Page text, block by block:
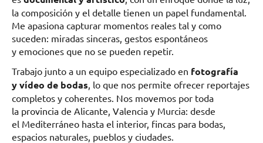
la composición y el detalle tienen un papel fundamental.
Me apasiona capturar momentos reales tal y como
suceden: miradas sinceras, gestos espontáneos
y emociones que no se pueden repetir.
Trabajo junto a un equipo especializado en fotografía
y vídeo de bodas , lo que nos permite ofrecer reportajes
completos y coherentes. Nos movemos por toda
la provincia de Alicante, Valencia y Murcia: desde
el Mediterráneo hasta el interior, fincas para bodas,
espacios naturales, pueblos y ciudades.